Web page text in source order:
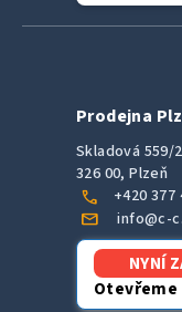
Prodejna
Skladová 559/
326 00, Plzeň
call +420 377
mail info@c-
NYNÍ
Otevřeme